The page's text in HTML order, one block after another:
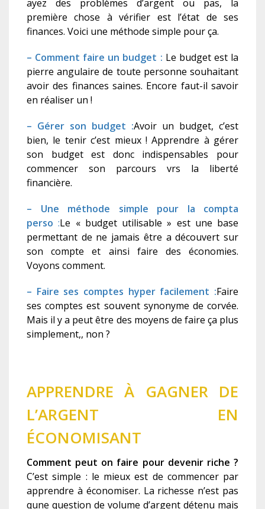
ayez des problèmes d’argent ou pas, la
première chose à vérifier est l’état de ses
finances. Voici une méthode simple pour ça.
– Comment faire un budget : Le budget est la
pierre angulaire de toute personne souhaitant
avoir des finances saines. Encore faut-il savoir
en réaliser un !
– Gérer son budget :Avoir un budget, c’est
bien, le tenir c’est mieux ! Apprendre à gérer
son budget est donc indispensables pour
commencer son parcours vrs la liberté
financière.
– Une méthode simple pour la compta
perso:Le « budget utilisable » est une base
permettant de ne jamais être a découvert sur
son compte et ainsi faire des économies.
Voyons comment.
– Faire ses comptes hyper facilement :Faire
ses comptes est souvent synonyme de corvée.
Mais il y a peut être des moyens de faire ça plus
simplement,, non ?
APPRENDRE À GAGNER DE
L’ARGENT EN
ÉCONOMISANT
Comment peut on faire pour devenir riche ?
C’est simple : le mieux est de commencer par
apprendre à économiser. La richesse n’est pas
qune question de volume d’argent détenu mais